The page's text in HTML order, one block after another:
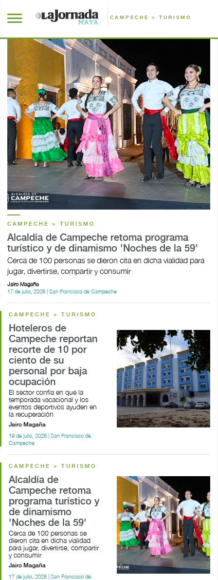
CAMPECHE > TURISMO
CAMPECHE > TURISMO
Alcaldía de Campeche retoma programa
turístico y de dinamismo 'Noches de la 59'
Cerca de 100 personas se dieron cita en dicha vialidad para
jugar, divertirse, compartir y consumir
Jairo Magaña
17 de julio, 2026 | San Francisco de Campeche
CAMPECHE > TURISMO
Hoteleros de
Campeche reportan
recorte de 10 por
ciento de su
personal por baja
ocupación
El sector confía en que la
temporada vacacional y los
eventos deportivos ayuden en
la recuperación
Jairo Magaña
19 de julio, 2026 | San Francisco de
Campeche
CAMPECHE > TURISMO
Alcaldía de
Campeche retoma
programa turístico y
de dinamismo
'Noches de la 59'
Cerca de 100 personas se
dieron cita en dicha vialidad
para jugar, divertirse, compartir
y consumir
Jairo Magaña
17 de julio, 2026 | San Francisco de